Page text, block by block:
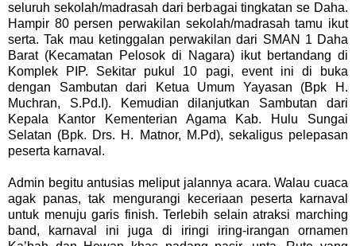
seluruh sekolah/madrasah dari berbagai tingkatan se Daha.
Hampir 80 persen perwakilan sekolah/madrasah tamu ikut
serta. Tak mau ketinggalan perwakilan dari SMAN 1 Daha
Barat (Kecamatan Pelosok di Nagara) ikut bertandang di
Komplek PIP. Sekitar pukul 10 pagi, event ini di buka
dengan Sambutan dari Ketua Umum Yayasan (Bpk H.
Muchran, S.Pd.I). Kemudian dilanjutkan Sambutan dari
Kepala Kantor Kementerian Agama Kab. Hulu Sungai
Selatan (Bpk. Drs. H. Matnor, M.Pd), sekaligus pelepasan
peserta karnaval.
Admin begitu antusias meliput jalannya acara. Walau cuaca
agak panas, tak mengurangi keceriaan peserta karnaval
untuk menuju garis finish. Terlebih selain atraksi marching
band, karnaval ini juga di iringi iring-irangan ornamen